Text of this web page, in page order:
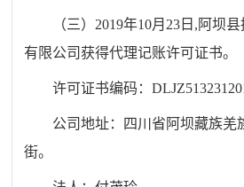
（三） 2019年10月 23 日 , 阿坝
有限公司获得代理记账许可证书。
许可证书编码：
公司地址：四川省阿坝藏族羌
街。